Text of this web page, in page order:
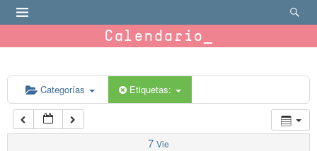
Calendario
Categorías Etiquetas:
7 Vie
6:00 am
7:00 am